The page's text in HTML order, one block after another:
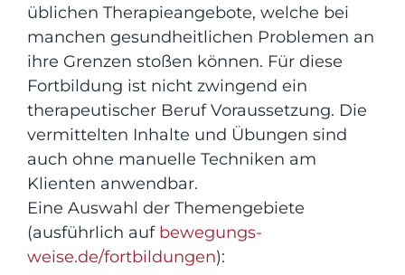
üblichen Therapieangebote, welche bei
manchen gesundheitlichen Problemen an
ihre Grenzen stoßen können. Für diese
Fortbildung ist nicht zwingend ein
therapeutischer Beruf Voraussetzung. Die
vermittelten Inhalte und Übungen sind
auch ohne manuelle Techniken am
Klienten anwendbar.
Eine Auswahl der Themengebiete
(ausführlich auf bewegungs-
weise.de/fortbildungen):